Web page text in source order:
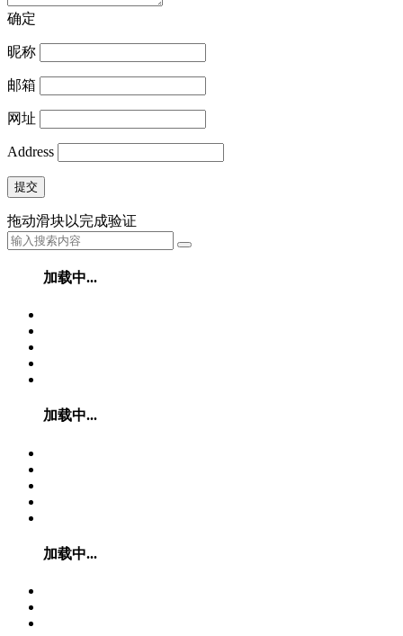
确定
昵称
邮箱
网址
Address
提交
拖动滑块以完成验证
加载中...
加载中...
加载中...